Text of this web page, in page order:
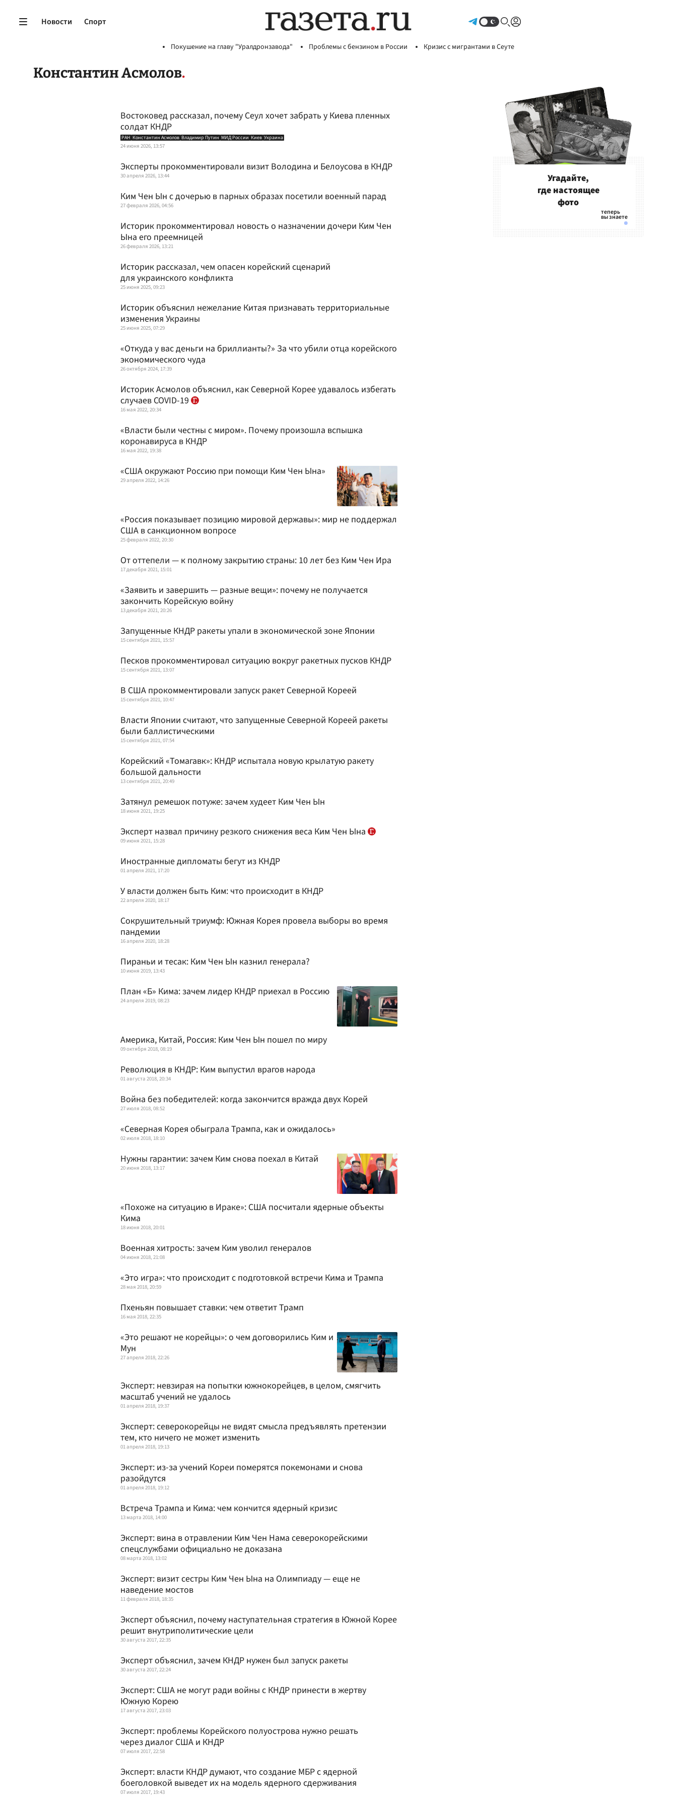
Новости Спорт
Покушение на главу "Уралдронзавода" Проблемы с бензином в России Кризис с мигрантами в Сеуте
Константин Асмолов
Востоковед рассказал, почему Сеул хочет забрать у Киева пленных
солдат КНДР
РАН Константин Асмолов Владимир Путин МИД России Киев Украина
24 июня 2026, 13:57
Эксперты прокомментировали визит Володина и Белоусова в КНДР
30 апреля 2026, 13:44
Ким Чен Ын с дочерью в парных образах посетили военный парад
27 февраля 2026, 04:56
Историк прокомментировал новость о назначении дочери Ким Чен
Ына его преемницей
26 февраля 2026, 13:21
Историк рассказал, чем опасен корейский сценарий
для украинского конфликта
25 июня 2025, 09:23
Историк объяснил нежелание Китая признавать территориальные
изменения Украины
25 июня 2025, 07:29
«Откуда у вас деньги на бриллианты?» За что убили отца корейского
экономического чуда
26 октября 2024, 17:39
Историк Асмолов объяснил, как Северной Корее удавалось избегать
случаев COVID-19
16 мая 2022, 20:34
«Власти были честны с миром». Почему произошла вспышка
коронавируса в КНДР
16 мая 2022, 19:38
«США окружают Россию при помощи Ким Чен Ына»
29 апреля 2022, 14:26
«Россия показывает позицию мировой державы»: мир не поддержал
США в санкционном вопросе
25 февраля 2022, 20:30
От оттепели — к полному закрытию страны: 10 лет без Ким Чен Ира
17 декабря 2021, 15:01
«Заявить и завершить — разные вещи»: почему не получается
закончить Корейскую войну
13 декабря 2021, 20:26
Запущенные КНДР ракеты упали в экономической зоне Японии
15 сентября 2021, 15:57
Песков прокомментировал ситуацию вокруг ракетных пусков КНДР
15 сентября 2021, 13:07
В США прокомментировали запуск ракет Северной Кореей
15 сентября 2021, 10:47
Власти Японии считают, что запущенные Северной Кореей ракеты
были баллистическими
15 сентября 2021, 07:54
Корейский «Томагавк»: КНДР испытала новую крылатую ракету
большой дальности
13 сентября 2021, 20:49
Затянул ремешок потуже: зачем худеет Ким Чен Ын
18 июня 2021, 19:25
Эксперт назвал причину резкого снижения веса Ким Чен Ына
09 июня 2021, 15:28
Иностранные дипломаты бегут из КНДР
01 апреля 2021, 17:20
У власти должен быть Ким: что происходит в КНДР
22 апреля 2020, 18:17
Сокрушительный триумф: Южная Корея провела выборы во время
пандемии
16 апреля 2020, 18:28
Пираньи и тесак: Ким Чен Ын казнил генерала?
10 июня 2019, 13:43
План «Б» Кима: зачем лидер КНДР приехал в Россию
24 апреля 2019, 08:23
Америка, Китай, Россия: Ким Чен Ын пошел по миру
09 октября 2018, 08:19
Революция в КНДР: Ким выпустил врагов народа
01 августа 2018, 20:34
Война без победителей: когда закончится вражда двух Корей
27 июля 2018, 08:52
«Северная Корея обыграла Трампа, как и ожидалось»
02 июля 2018, 18:10
Нужны гарантии: зачем Ким снова поехал в Китай
20 июня 2018, 13:17
«Похоже на ситуацию в Ираке»: США посчитали ядерные объекты
Кима
18 июня 2018, 20:01
Военная хитрость: зачем Ким уволил генералов
04 июня 2018, 21:08
«Это игра»: что происходит с подготовкой встречи Кима и Трампа
28 мая 2018, 20:59
Пхеньян повышает ставки: чем ответит Трамп
16 мая 2018, 22:35
«Это решают не корейцы»: о чем договорились Ким и
Мун
27 апреля 2018, 22:26
Эксперт: невзирая на попытки южнокорейцев, в целом, смягчить
масштаб учений не удалось
01 апреля 2018, 19:37
Эксперт: северокорейцы не видят смысла предъявлять претензии
тем, кто ничего не может изменить
01 апреля 2018, 19:13
Эксперт: из-за учений Кореи померятся покемонами и снова
разойдутся
01 апреля 2018, 19:12
Встреча Трампа и Кима: чем кончится ядерный кризис
13 марта 2018, 14:00
Эксперт: вина в отравлении Ким Чен Нама северокорейскими
спецслужбами официально не доказана
08 марта 2018, 13:02
Эксперт: визит сестры Ким Чен Ына на Олимпиаду — еще не
наведение мостов
11 февраля 2018, 18:35
Эксперт объяснил, почему наступательная стратегия в Южной Корее
решит внутриполитические цели
30 августа 2017, 22:35
Эксперт объяснил, зачем КНДР нужен был запуск ракеты
30 августа 2017, 22:24
Эксперт: США не могут ради войны с КНДР принести в жертву
Южную Корею
17 августа 2017, 23:03
Эксперт: проблемы Корейского полуострова нужно решать
через диалог США и КНДР
07 июля 2017, 22:58
Эксперт: власти КНДР думают, что создание МБР с ядерной
боеголовкой выведет их на модель ядерного сдерживания
07 июля 2017, 19:43
Угадайте,
где настоящее
фото